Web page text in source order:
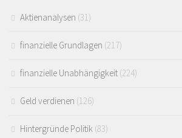
Aktienanalysen (31)
finanzielle Grundlagen (217)
finanzielle Unabhängigkeit (224)
Geld verdienen (126)
Hintergründe Politik (83)